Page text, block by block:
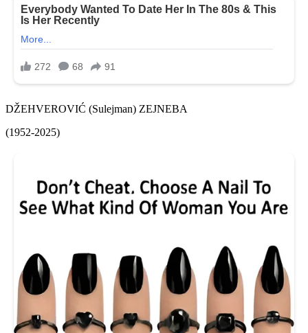
DŽEHVEROVIĆ (Sulejman) ZEJNEBA
(1952-2025)